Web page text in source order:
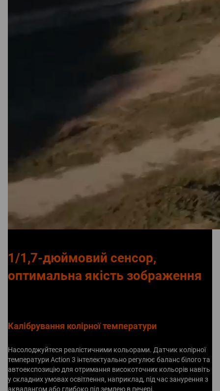
1/1,7-дюймовий сенсор,
оптимальна якість зображення
Калібрування колірної температури
Насолоджуйтеся реалістичними кольорами. Датчик колірної
температури Action 3 інтелектуально регулює баланс білого та
автоекспозицію для отримання високоточних кольорів навіть
у складних умовах освітлення, наприклад, під час занурення з
аквалангом або глибоко під землею в печері.